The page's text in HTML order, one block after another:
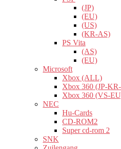
(JP)
(EU)
(US)
(KR-AS)
PS Vita
(AS)
(EU)
Microsoft
Xbox (ALL)
Xbox 360 (JP-
Xbox 360 (VS-
NEC
Hu-Cards
CD-ROM2
Super cd-rom 2
SNK